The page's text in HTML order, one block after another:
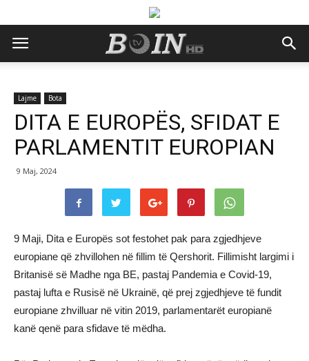
Lajme Bota
DITA E EUROPËS, SFIDAT E
PARLAMENTIT EUROPIAN
9 Maj, 2024
9 Maji, Dita e Europës sot festohet pak para zgjedhjeve
europiane që zhvillohen në fillim të Qershorit. Fillimisht largimi i
Britanisë së Madhe nga BE, pastaj Pandemia e Covid-19,
pastaj lufta e Rusisë në Ukrainë, që prej zgjedhjeve të fundit
europiane zhvilluar në vitin 2019, parlamentarët europianë
kanë qenë para sfidave të mëdha.